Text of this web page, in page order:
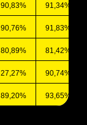
90,83% 91,34%
90,76% 91,83%
80,89% 81,42%
27,27% 90,74%
89,20% 93,65%